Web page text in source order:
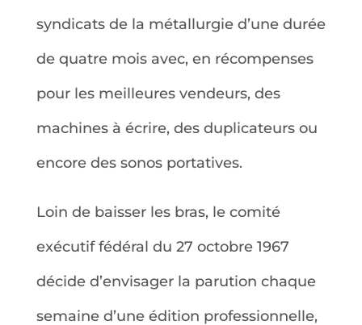
syndicats de la métallurgie d’une durée
de quatre mois avec, en récompenses
pour les meilleures vendeurs, des
machines à écrire, des duplicateurs ou
encore des sonos portatives.
Loin de baisser les bras, le comité
exécutif fédéral du 27 octobre 1967
décide d’envisager la parution chaque
semaine d’une édition professionnelle,